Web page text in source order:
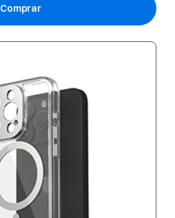
Comprar